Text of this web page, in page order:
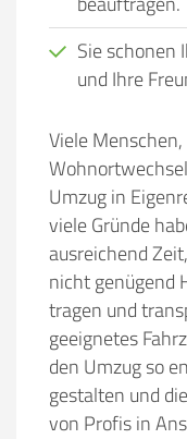
Sie schonen
und Ihre
Viele
Umzug in
viele Gründe
ausreichend
nicht genügend
tragen und
geeignetes
den Umzug so
gestalten und
von Profis in